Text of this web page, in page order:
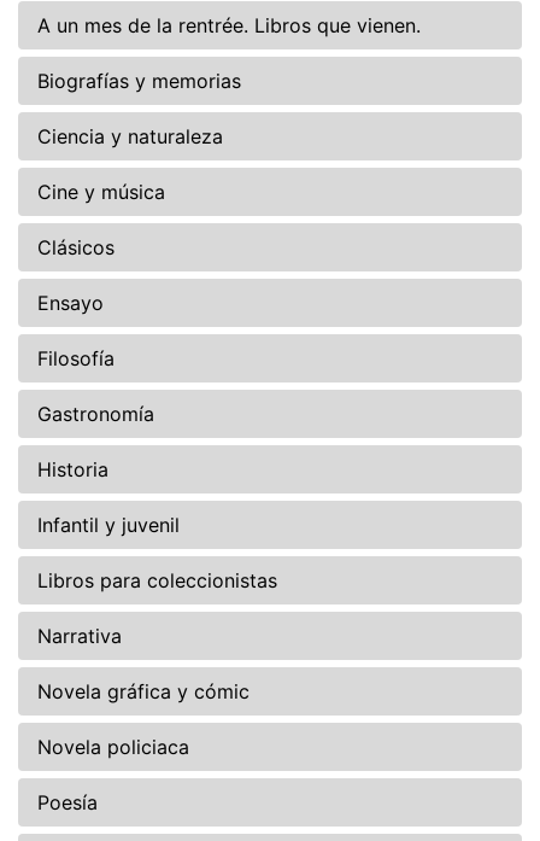
A un mes de la rentrée. Libros que vienen.
Biografías y memorias
Ciencia y naturaleza
Cine y música
Clásicos
Ensayo
Filosofía
Gastronomía
Historia
Infantil y juvenil
Libros para coleccionistas
Narrativa
Novela gráfica y cómic
Novela policiaca
Poesía